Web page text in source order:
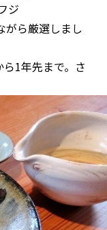
ジ
がら厳選しまし
1年先まで。さ